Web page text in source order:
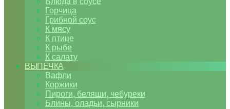
Горчица
Грибной соус
К мясу
К птице
К рыбе
К салату
ВЫПЕЧКА
Вафли
Коржики
Пироги, беляши, чебуреки
Блины, оладьи, сырники